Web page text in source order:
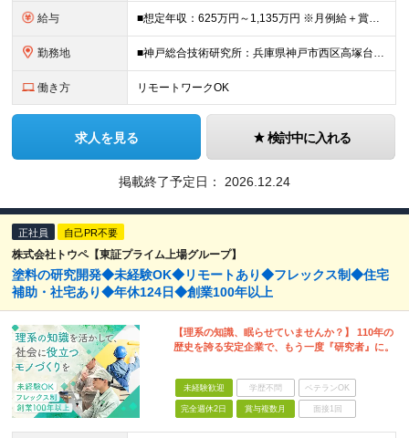
給与 ■想定年収：625万円～1,135万円 ※月例給＋賞与＋諸手当 ※賞与年2回（6月、12月） ※残業手当は残業時間に応じて支給 ※給与額はあなたの経験と実績を踏まえて決定いたします ※試用期間2ヶ月あ
勤務地 ■神戸総合技術研究所：兵庫県神戸市西区高塚台1-5-5 ■加古川製鉄所：兵庫県加古川市金沢町1 ■高砂製作所：兵庫県高砂市荒井町新浜2-3-1 ※業務の都合等により、会社の指示する業務への 異動を命
働き方 リモートワークOK
求人を見る 検討中に入れる
掲載終了予定日： 2026.12.24
正社員 自己PR不要
株式会社トウペ【東証プライム上場グループ】
塗料の研究開発◆未経験OK◆リモートあり◆フレックス制◆住宅
補助・社宅あり◆年休124日◆創業100年以上
【理系の知識、眠らせていませんか？】 110年の
歴史を誇る安定企業で、もう一度『研究者』に。
未経験歓迎 学歴不問 ベテランOK
完全週休2日 賞与複数月 面接1回